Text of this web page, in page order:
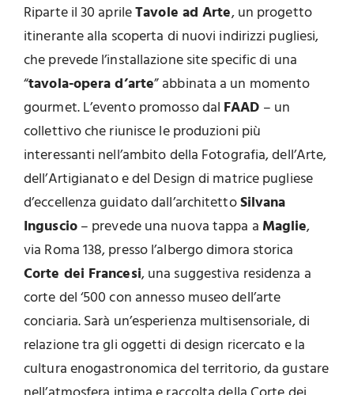
Riparte il 30 aprileTavole ad Arte, un progetto
itinerante alla scoperta di nuovi indirizzi pugliesi,
che prevede l’installazione site specific di una
“tavola-opera d’arte” abbinata a un momento
gourmet. L’evento promosso dal FAAD – un
collettivo che riunisce le produzioni più
interessanti nell’ambito della Fotografia, dell’Arte,
dell’Artigianato e del Design di matrice pugliese
d’eccellenza guidato dall’architettoSilvana
Inguscio– prevede una nuova tappa a Maglie,
via Roma 138, presso l’albergo dimora storica
Corte dei Francesi, una suggestiva residenza a
corte del ‘500 con annesso museo dell’arte
conciaria. Sarà un’esperienza multisensoriale, di
relazione tra gli oggetti di design ricercato e la
cultura enogastronomica del territorio, da gustare